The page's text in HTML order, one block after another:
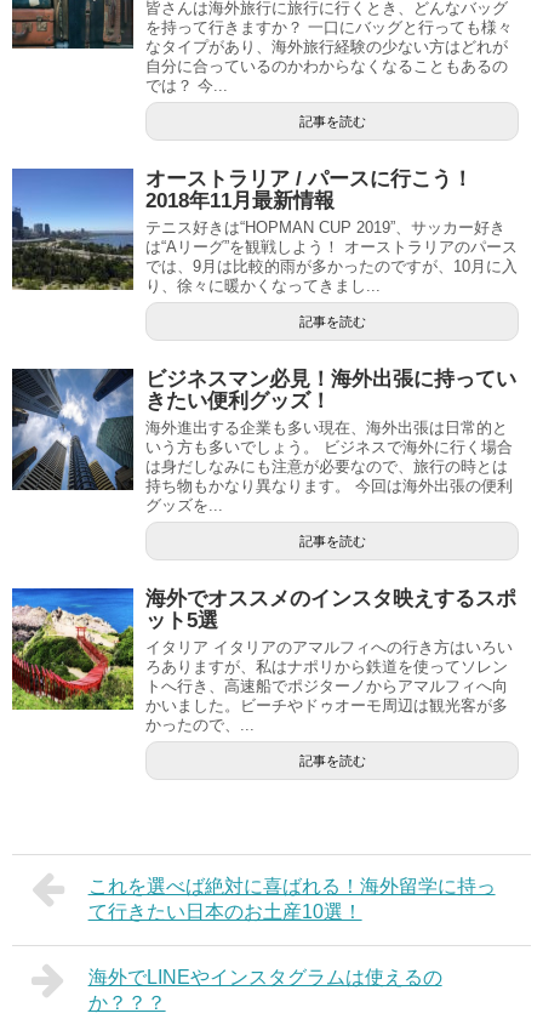
皆さんは海外旅行に旅行に行くとき、どんなバッグ
を持って行きますか？ 一口にバッグと行っても様々
なタイプがあり、海外旅行経験の少ない方はどれが
自分に合っているのかわからなくなることもあるの
では？ 今...
記事を読む
オーストラリア / パースに行こう！
2018年11月最新情報
テニス好きは“HOPMAN CUP 2019”、サッカー好き
は“Aリーグ”を観戦しよう！ オーストラリアのパース
では、9月は比較的雨が多かったのですが、10月に入
り、徐々に暖かくなってきまし...
記事を読む
ビジネスマン必見！海外出張に持ってい
きたい便利グッズ！
海外進出する企業も多い現在、海外出張は日常的と
いう方も多いでしょう。 ビジネスで海外に行く場合
は身だしなみにも注意が必要なので、旅行の時とは
持ち物もかなり異なります。 今回は海外出張の便利
グッズを...
記事を読む
海外でオススメのインスタ映えするスポ
ット5選
イタリア イタリアのアマルフィへの行き方はいろい
ろありますが、私はナポリから鉄道を使ってソレン
トへ行き、高速船でポジターノからアマルフィへ向
かいました。ビーチやドゥオーモ周辺は観光客が多
かったので、...
記事を読む
これを選べば絶対に喜ばれる！海外留学に持っ
て行きたい日本のお土産10選！
海外でLINEやインスタグラムは使えるの
か？？？